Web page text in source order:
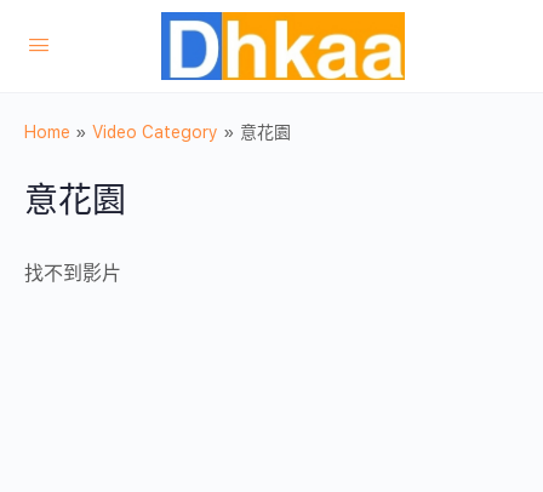
Home » Video Category » 意花園
意花園
找不到影片